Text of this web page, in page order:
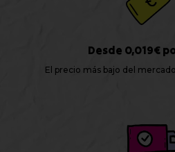
Desde 0,019€
El precio más bajo del